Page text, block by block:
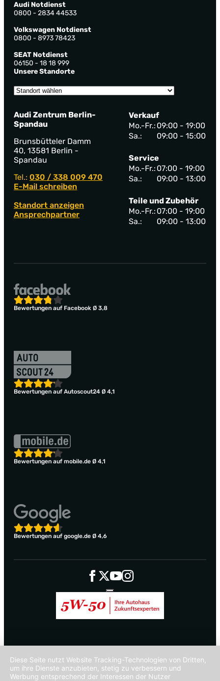
Audi Notdienst
0800 - 2834 44533
Volkswagen Notdienst
0800 - 8973 78423
SEAT Notdienst
06150 - 18 18 999
Unsere Standorte
Audi Zentrum Berlin-
Spandau
Brunsbütteler Damm
40, 13581 Berlin -
Spandau
Tel.: 030 / 338 009 470
E-Mail schreiben
Standort anzeigen
Ansprechpartner
Verkauf
Mo.-Fr.: 09:00 - 19:00
Sa.:
09:00 - 15:00
Service
Mo.-Fr.: 07:00 - 19:00
Sa.:
09:00 - 13:00
Teile und Zubehör
Mo.-Fr.: 07:00 - 19:00
Sa.:
09:00 - 13:00
Bewertungen auf Facebook Ø 3,8
Bewertungen auf Autoscout24 Ø 4,1
Bewertungen auf mobile.de Ø 4,1
Bewertungen auf google.de Ø 4,6
Diese Seite nutzt Website Tracking-Technologien von Dritten,
um ihre Dienste anzubieten, stetig zu verbessern und
Werbung entsprechend der Interessen der Nutzer